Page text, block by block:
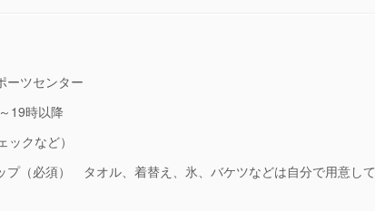
ツセンター
19時以降
クなど）
（必須） タオル、着替え、氷、バケツなどは自分で用意して